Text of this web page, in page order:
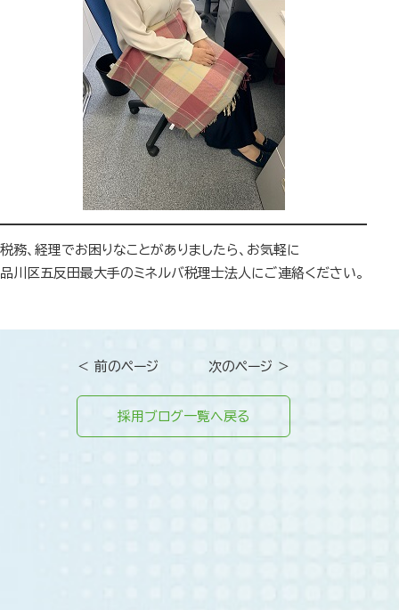
税務、経理でお困りなことがありましたら、お気軽に
品川区五反田最大手のミネルバ税理士法人にご連絡ください。
＜ 前のページ 次のページ ＞
採用ブログ一覧へ戻る